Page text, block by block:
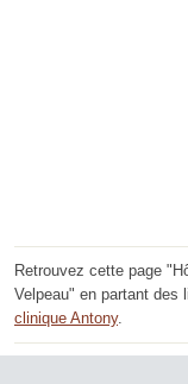
Retrouvez cette page
Velpeau" en partant des
clinique Antony.